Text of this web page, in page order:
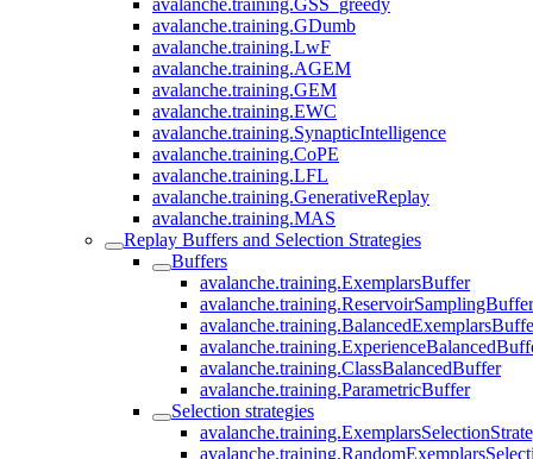
avalanche.training.GSS_greedy
avalanche.training.GDumb
avalanche.training.LwF
avalanche.training.AGEM
avalanche.training.GEM
avalanche.training.EWC
avalanche.training.SynapticIntelligence
avalanche.training.CoPE
avalanche.training.LFL
avalanche.training.GenerativeReplay
avalanche.training.MAS
Replay Buffers and Selection Strategies
Buffers
avalanche.training.ExemplarsBuffer
avalanche.training.ReservoirSamplingBuffer
avalanche.training.ClassBalancedBuffer
avalanche.training.ParametricBuffer
Selection strategies